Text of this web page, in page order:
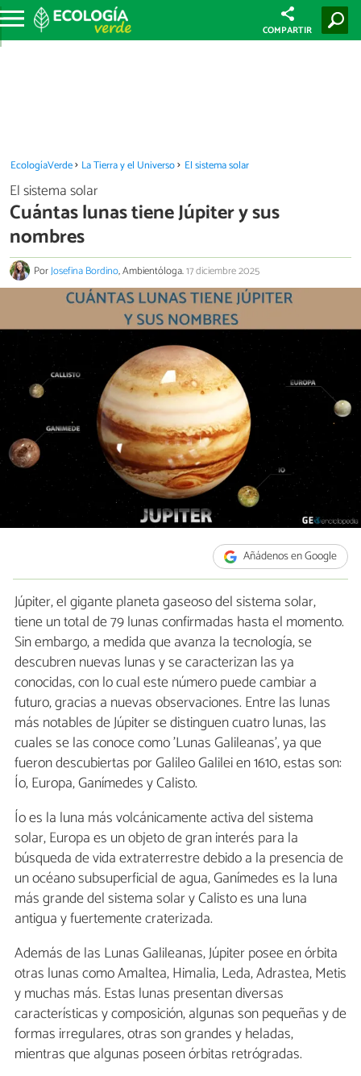
COMPARTIR
EcologíaVerde La Tierra y el Universo El sistema solar
El sistema solar
Cuántas lunas tiene Júpiter y sus
nombres
PorJosefina Bordino, Ambientóloga.17 diciembre 2025
Añádenos en Google
Júpiter, el gigante planeta gaseoso del sistema solar,
tiene un total de 79 lunas confirmadas hasta el momento.
Sin embargo, a medida que avanza la tecnología, se
descubren nuevas lunas y se caracterizan las ya
conocidas, con lo cual este número puede cambiar a
futuro, gracias a nuevas observaciones. Entre las lunas
más notables de Júpiter se distinguen cuatro lunas, las
cuales se las conoce como 'Lunas Galileanas', ya que
fueron descubiertas por Galileo Galilei en 1610, estas son:
Ío, Europa, Ganímedes y Calisto.
Ío es la luna más volcánicamente activa del sistema
solar, Europa es un objeto de gran interés para la
búsqueda de vida extraterrestre debido a la presencia de
un océano subsuperficial de agua, Ganímedes es la luna
más grande del sistema solar y Calisto es una luna
antigua y fuertemente craterizada.
Además de las Lunas Galileanas, Júpiter posee en órbita
otras lunas como Amaltea, Himalia, Leda, Adrastea, Metis
y muchas más. Estas lunas presentan diversas
características y composición, algunas son pequeñas y de
formas irregulares, otras son grandes y heladas,
mientras que algunas poseen órbitas retrógradas.